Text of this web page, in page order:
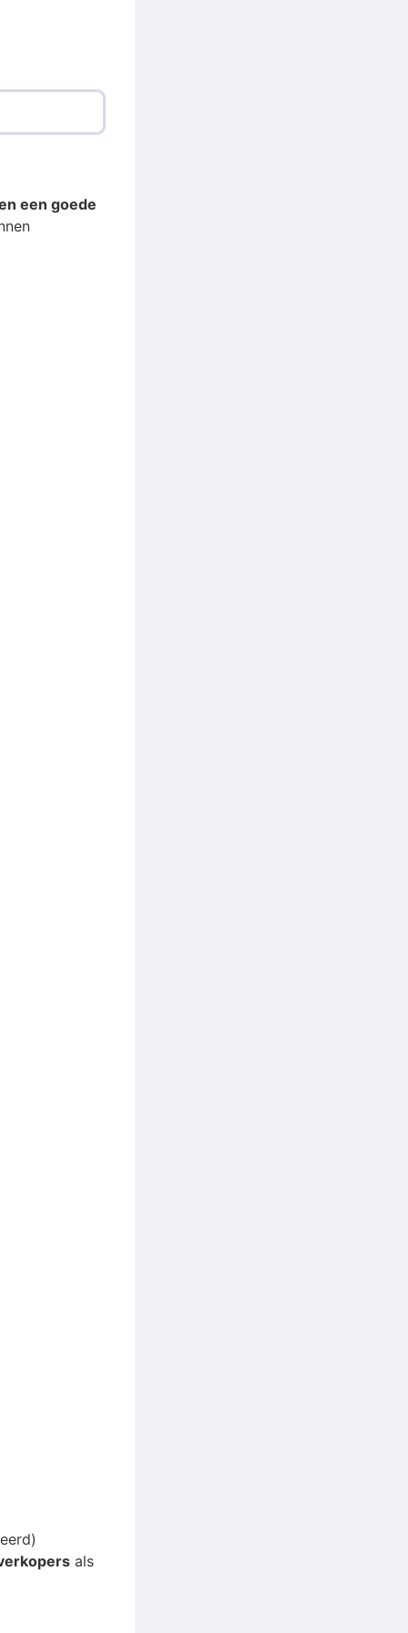
een goede
als